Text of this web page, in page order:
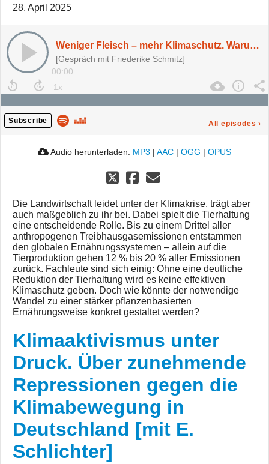
28. April 2025
Weniger Fleisch – mehr Klimaschutz. Warum unsere Ernährung pflanzenbasiert(er) werden muss [mit Friederike Schmitz]
[Gespräch mit Friederike Schmitz]
00:00
Subscribe All episodes ›
Audio herunterladen: MP3 | AAC | OGG | OPUS
Die Landwirtschaft leidet unter der Klimakrise, trägt aber
auch maßgeblich zu ihr bei. Dabei spielt die Tierhaltung
eine entscheidende Rolle. Bis zu einem Drittel aller
anthropogenen Treibhausgasemissionen entstammen
den globalen Ernährungssystemen – allein auf die
Tierproduktion gehen 12 % bis 20 % aller Emissionen
zurück. Fachleute sind sich einig: Ohne eine deutliche
Reduktion der Tierhaltung wird es keine effektiven
Klimaschutz geben. Doch wie könnte der notwendige
Wandel zu einer stärker pflanzenbasierten
Ernährungsweise konkret gestaltet werden?
Klimaaktivismus unter
Druck. Über zunehmende
Repressionen gegen die
Klimabewegung in
Deutschland [mit E.
Schlichter]